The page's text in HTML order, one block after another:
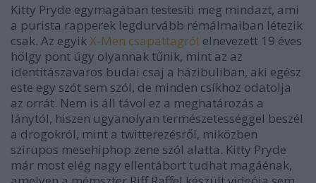
Kitty Pryde egymagában testesíti meg mindazt, ami
a purista rapperek legdurvább rémálmaiban létezik
csak. Az egyik X-Men csapattagról elnevezett 19 éves
hölgy pont úgy olyannak tűnik, mint az az
identitászavaros budai csaj a házibuliban, aki egész
este egy szót sem szól, de minden csíkhoz odatolja
az orrát. Nem is áll távol ez a meghatározás a
lánytól, hiszen ugyanolyan természetességgel beszél
a drogokról, mint a twitterezésről, miközben
szirupos mesehiphop zene szól alatta. Kitty Pryde
már most elég nagy ellentábort tudhat magáénak,